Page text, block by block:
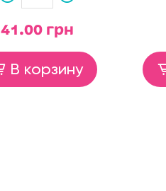
41.00 грн
В корзину